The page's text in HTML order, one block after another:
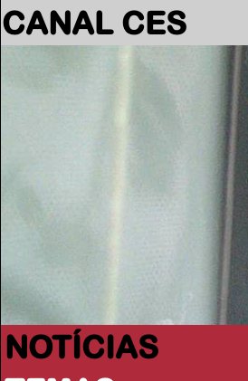
CANAL CES
NOTÍCIAS